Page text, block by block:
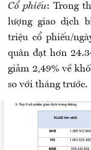
Cổ phiếu: Trong
lượng giao dịch
triệu cổ phiếu/
quân đạt hơn
giảm 2,49% về
so với tháng trước.